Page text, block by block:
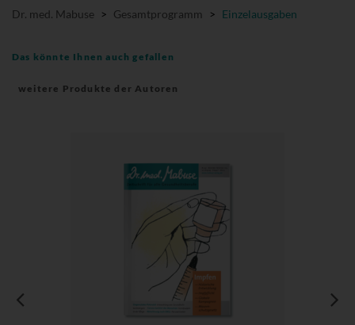
Dr. med. Mabuse > Gesamtprogramm > Einzelausgaben
Das könnte Ihnen auch gefallen
weitere Produkte der Autoren